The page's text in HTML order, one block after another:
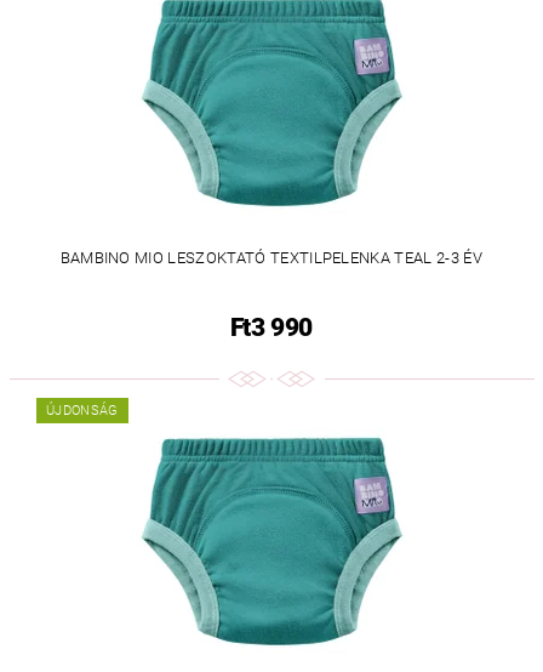
BAMBINO MIO LESZOKTATÓ TEXTILPELENKA TEAL 2-3 ÉV
Ft3 990
ÚJDONSÁG